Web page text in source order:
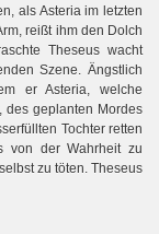
als Asteria im letzten
reißt ihm den Dolch
Theseus wacht
Szene. Ängstlich
er Asteria, welche
geplanten Mordes
Tochter retten
von der Wahrheit zu
zu töten. Theseus